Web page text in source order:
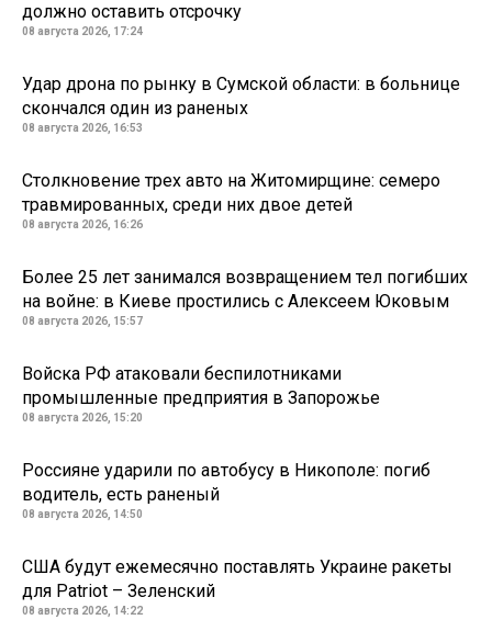
должно оставить отсрочку
08 августа 2026, 17:24
Удар дрона по рынку в Сумской области: в больнице
скончался один из раненых
08 августа 2026, 16:53
Столкновение трех авто на Житомирщине: семеро
травмированных, среди них двое детей
08 августа 2026, 16:26
Более 25 лет занимался возвращением тел погибших
на войне: в Киеве простились с Алексеем Юковым
08 августа 2026, 15:57
Войска РФ атаковали беспилотниками
промышленные предприятия в Запорожье
08 августа 2026, 15:20
Россияне ударили по автобусу в Никополе: погиб
водитель, есть раненый
08 августа 2026, 14:50
США будут ежемесячно поставлять Украине ракеты
для Patriot – Зеленский
08 августа 2026, 14:22